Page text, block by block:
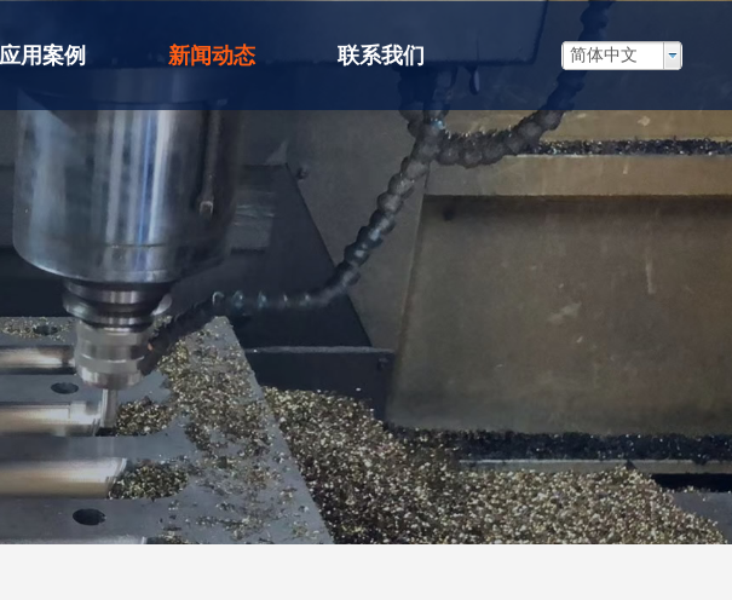
简体中文
应用案例 新闻动态 联系我们